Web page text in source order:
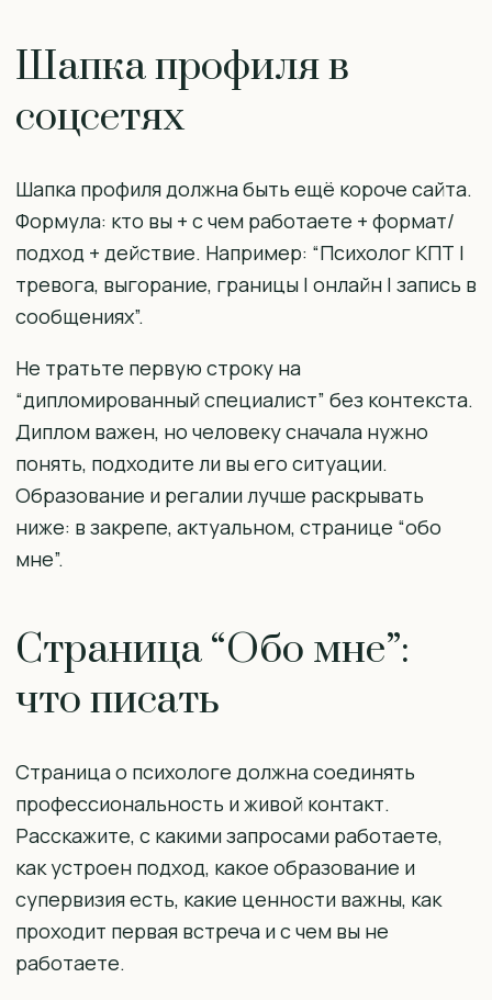
Шапка профиля в
соцсетях
Шапка профиля должна быть ещё короче сайта.
Формула: кто вы + с чем работаете + формат/
подход + действие. Например: “Психолог КПТ |
тревога, выгорание, границы | онлайн | запись в
сообщениях”.
Не тратьте первую строку на
“дипломированный специалист” без контекста.
Диплом важен, но человеку сначала нужно
понять, подходите ли вы его ситуации.
Образование и регалии лучше раскрывать
ниже: в закрепе, актуальном, странице “обо
мне”.
Страница “Обо мне”:
что писать
Страница о психологе должна соединять
профессиональность и живой контакт.
Расскажите, с какими запросами работаете,
как устроен подход, какое образование и
супервизия есть, какие ценности важны, как
проходит первая встреча и с чем вы не
работаете.